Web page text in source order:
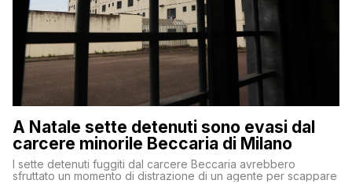
A Natale sette detenuti sono evasi dal
carcere minorile Beccaria di Milano
I sette detenuti fuggiti dal carcere Beccaria avrebbero
sfruttato un momento di distrazione di un agente per scappare